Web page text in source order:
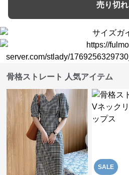
売り切れ
骨格ストレート 人気アイテム
SALE